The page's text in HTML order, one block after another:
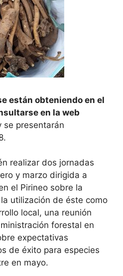
están obteniendo en el
en la web
se presentarán
realizar dos jornadas
y marzo dirigida a
el Pirineo sobre la
utilización de éste como
local, una reunión
forestal en
expectativas
de éxito para especies
en mayo.